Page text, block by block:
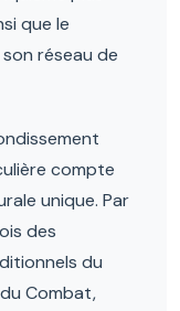
que le
réseau de
compte
unique. Par
des
du
Combat,